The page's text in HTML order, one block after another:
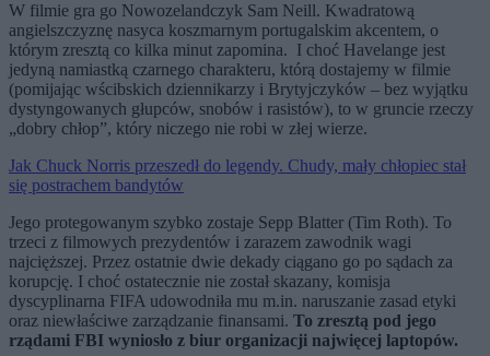
W filmie gra go Nowozelandczyk Sam Neill. Kwadratową
angielszczyznę nasyca koszmarnym portugalskim akcentem, o
którym zresztą co kilka minut zapomina. I choć Havelange jest
jedyną namiastką czarnego charakteru, którą dostajemy w filmie
(pomijając wścibskich dziennikarzy i Brytyjczyków – bez wyjątku
dystyngowanych głupców, snobów i rasistów), to w gruncie rzeczy
„dobry chłop”, który niczego nie robi w złej wierze.
Jak Chuck Norris przeszedł do legendy. Chudy, mały chłopiec stał
się postrachem bandytów
Jego protegowanym szybko zostaje Sepp Blatter (Tim Roth). To
trzeci z filmowych prezydentów i zarazem zawodnik wagi
najcięższej. Przez ostatnie dwie dekady ciągano go po sądach za
korupcję. I choć ostatecznie nie został skazany, komisja
dyscyplinarna FIFA udowodniła mu m.in. naruszanie zasad etyki
oraz niewłaściwe zarządzanie finansami. To zresztą pod jego
rządami FBI wyniosło z biur organizacji najwięcej laptopów.